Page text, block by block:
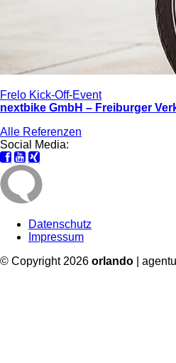
Frelo Kick-Off-Event
nextbike GmbH – Freiburger
Alle Referenzen
Social Media:
Datenschutz
Impressum
© Copyright 2026 orlando |